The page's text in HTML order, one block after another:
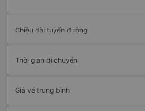
Chiều dài tuyến đường
Thời gian di chuyển
Giá vé trung bình